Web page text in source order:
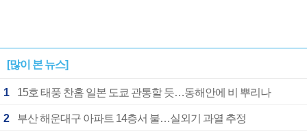
[많이 본 뉴스]
1 15호 태풍 찬홈 일본 도쿄 관통할 듯…동해안에 비 뿌리나
2 부산 해운대구 아파트 14층서 불…실외기 과열 추정